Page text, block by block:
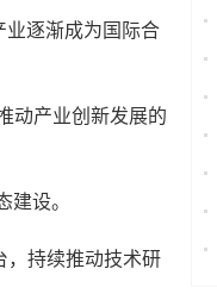
逐渐成为国际合
动产业创新发展的
设。
，持续推动技术研